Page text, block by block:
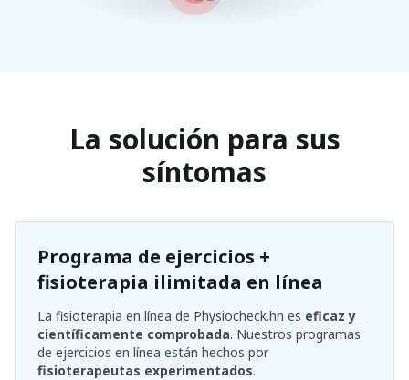
La solución para sus
síntomas
Programa de ejercicios +
fisioterapia ilimitada en línea
La fisioterapia en línea de Physiocheck.hn es eficaz y
científicamente comprobada. Nuestros programas
de ejercicios en línea están hechos por
fisioterapeutas experimentados.